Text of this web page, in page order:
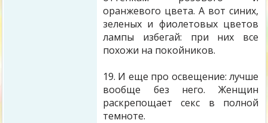
оранжевого цвета. А вот синих,
зеленых и фиолетовых цветов
лампы избегай: при них все
похожи на покойников.
19. И еще про освещение: лучше
вообще без него. Женщин
раскрепощает секс в полной
темноте.